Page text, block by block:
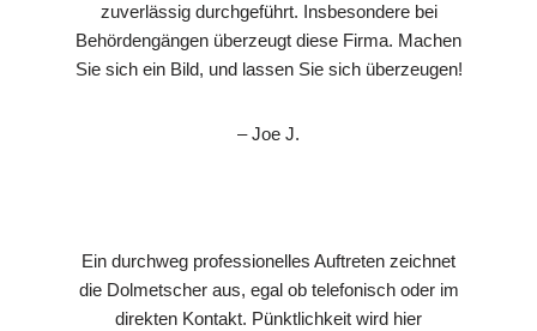
zuverlässig durchgeführt. Insbesondere bei
Behördengängen überzeugt diese Firma. Machen
Sie sich ein Bild, und lassen Sie sich überzeugen!
– Joe J.
Ein durchweg professionelles Auftreten zeichnet
die Dolmetscher aus, egal ob telefonisch oder im
direkten Kontakt. Pünktlichkeit wird hier